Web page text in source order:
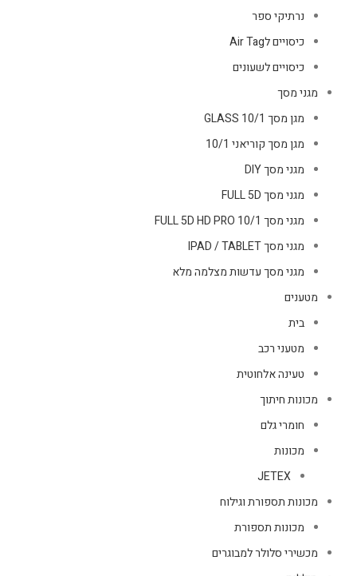
נרתיקי ספר
כיסויים לAir Tag
כיסויים לשעונים
מגני מסך
מגן מסך GLASS 10/1
מגן מסך קוריאני 10/1
מגני מסך DIY
מגני מסך FULL 5D
מגני מסך FULL 5D HD PRO 10/1
מגני מסך IPAD / TABLET
מגני מסך עדשות מצלמה מלא
מטענים
בית
מטעני רכב
טעינה אלחוטית
מכונות חיתוך
חומרי גלם
מכונות
JETEX
מכונות תספורת וגילוח
מכונות תספורת
מכשירי סלולר למבוגרים